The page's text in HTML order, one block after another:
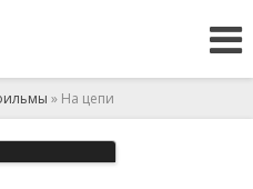
» На цепи